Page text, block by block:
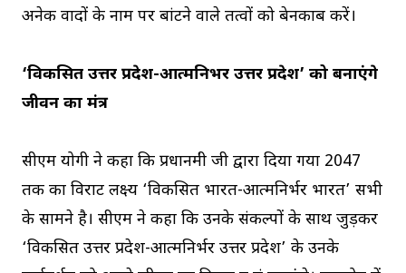
अनेक वादों के नाम पर बांटने वाले तत्वों को बेनकाब करें।
‘विकसित उत्तर प्रदेश-आत्मनिर्भर उत्तर प्रदेश’ को बनाएंगे
जीवन का मंत्र
सीएम योगी ने कहा कि प्रधानमंत्री जी द्वारा दिया गया 2047
तक का विराट लक्ष्य ‘विकसित भारत-आत्मनिर्भर भारत’ सभी
के सामने है। सीएम ने कहा कि उनके संकल्पों के साथ जुड़कर
‘विकसित उत्तर प्रदेश-आत्मनिर्भर उत्तर प्रदेश’ के उनके